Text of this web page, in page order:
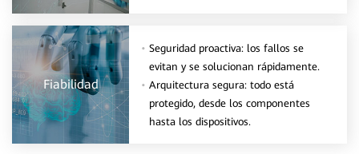
Fiabilidad
Seguridad proactiva: los fallos se
evitan y se solucionan rápidamente.
Arquitectura segura: todo está
protegido, desde los componentes
hasta los dispositivos.